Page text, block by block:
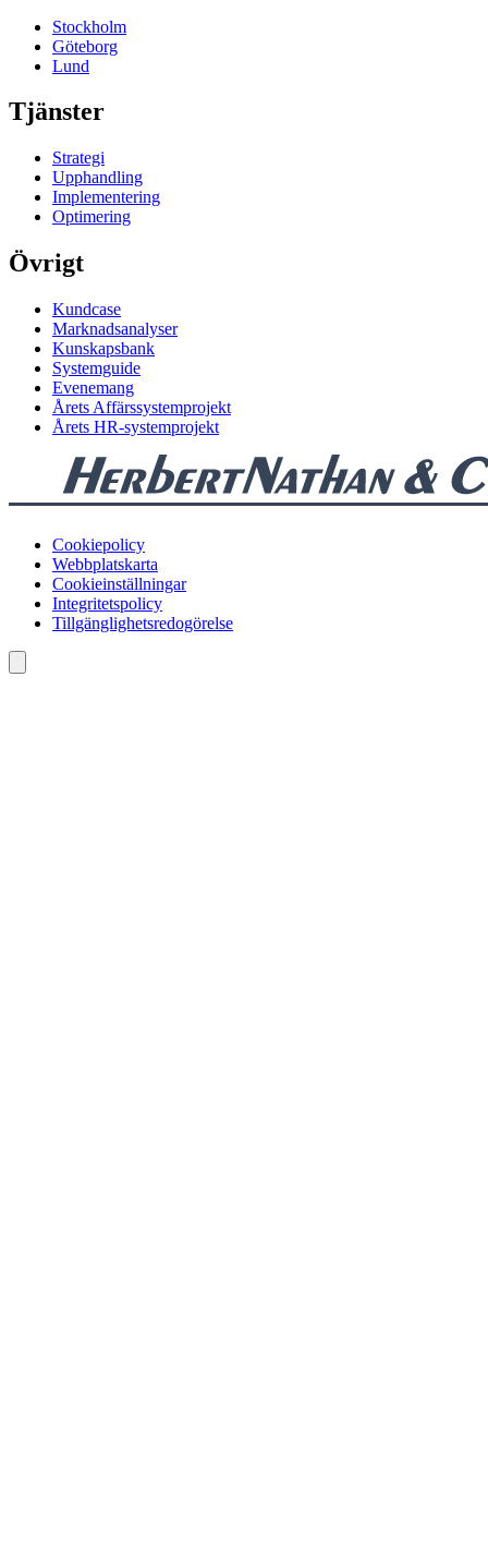
Stockholm
Göteborg
Lund
Tjänster
Strategi
Upphandling
Implementering
Optimering
Övrigt
Kundcase
Marknadsanalyser
Kunskapsbank
Systemguide
Evenemang
Årets Affärssystemprojekt
Årets HR-systemprojekt
Cookiepolicy
Webbplatskarta
Cookieinställningar
Integritetspolicy
Tillgänglighetsredogörelse